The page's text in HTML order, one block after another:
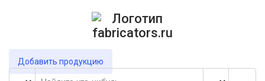
Добавить продукцию